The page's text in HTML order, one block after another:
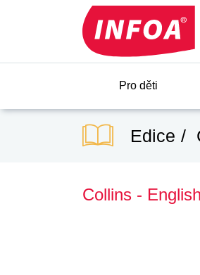
Pro děti
Edice
Collins -